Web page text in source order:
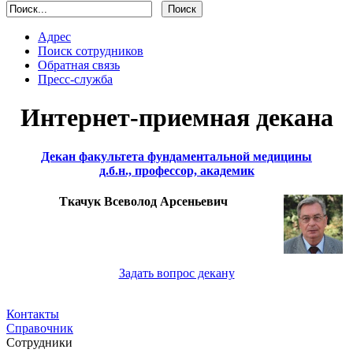
Адрес
Поиск сотрудников
Обратная связь
Пресс-служба
Интернет-приемная декана
Декан факультета фундаментальной медицины
д.б.н., профессор, академик
Ткачук Всеволод Арсеньевич
Задать вопрос декану
Контакты
Справочник
Сотрудники